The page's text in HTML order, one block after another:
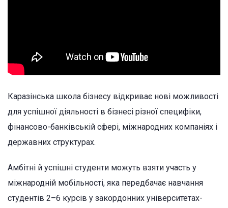
Каразінська школа бізнесу відкриває нові можливості
для успішної діяльності в бізнесі різної специфіки,
фінансово-банківській сфері, міжнародних компаніях і
державних структурах.
Амбітні й успішні студенти можуть взяти участь у
міжнародній мобільності, яка передбачає навчання
студентів 2–6 курсів у закордонних університетах-